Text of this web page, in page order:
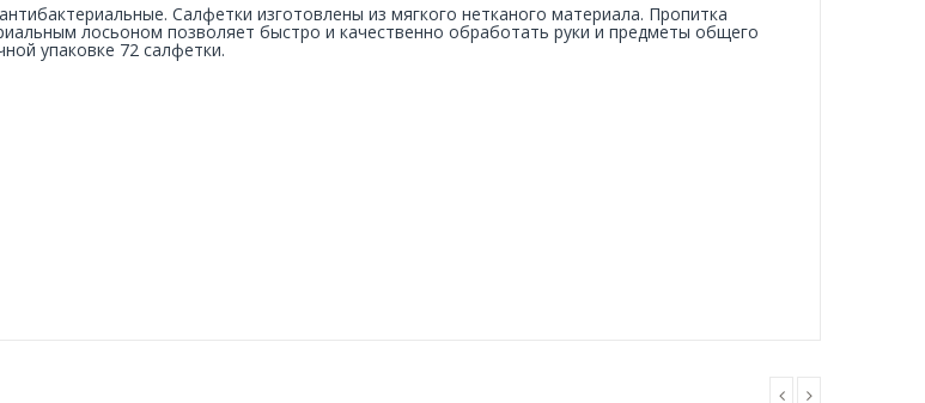
Салфетки изготовлены из мягкого нетканого материала. Пропитка
лосьоном позволяет быстро и качественно обработать руки и предметы общего
упаковке 72 салфетки.